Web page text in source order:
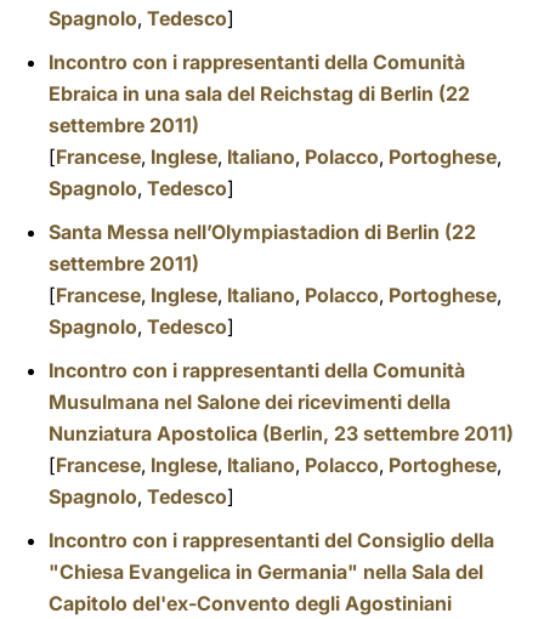
Spagnolo, Tedesco]
Incontro con i rappresentanti della Comunità
Ebraica in una sala del Reichstag di Berlin (22
settembre 2011)
[Francese, Inglese, Italiano, Polacco, Portoghese,
Spagnolo, Tedesco]
Santa Messa nell’Olympiastadion di Berlin (22
settembre 2011)
[Francese, Inglese, Italiano, Polacco, Portoghese,
Spagnolo, Tedesco]
Incontro con i rappresentanti della Comunità
Musulmana nel Salone dei ricevimenti della
Nunziatura Apostolica (Berlin, 23 settembre 2011)
[Francese, Inglese, Italiano, Polacco, Portoghese,
Spagnolo, Tedesco]
Incontro con i rappresentanti del Consiglio della
"Chiesa Evangelica in Germania" nella Sala del
Capitolo del'ex-Convento degli Agostiniani